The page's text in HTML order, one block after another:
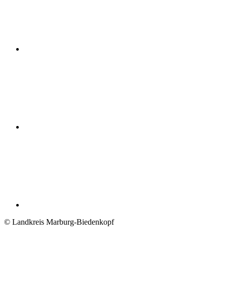
© Landkreis Marburg-Biedenkopf